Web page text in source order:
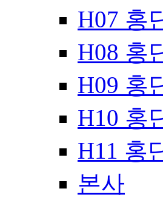
H07 홍
H08 홍
H09 홍
H10 홍
H11 홍
본사